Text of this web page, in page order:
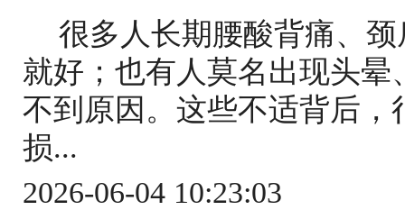
很多人长期腰酸背痛、
就好；也有人莫名出现头
不到原因。这些不适背后
损...
2026-06-04 10:23:03